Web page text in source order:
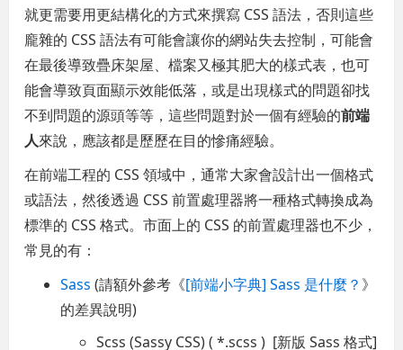
就更需要用更結構化的方式來撰寫 CSS 語法，否則這些
龐雜的 CSS 語法有可能會讓你的網站失去控制，可能會
在最後導致疊床架屋、檔案又極其肥大的樣式表，也可
能會導致頁面顯示效能低落，或是出現樣式的問題卻找
不到問題的源頭等等，這些問題對於一個有經驗的前端
人來說，應該都是歷歷在目的慘痛經驗。
在前端工程的 CSS 領域中，通常大家會設計出一個格式
或語法，然後透過 CSS 前置處理器將一種格式轉換成為
標準的 CSS 格式。市面上的 CSS 的前置處理器也不少，
常見的有：
Sass (請額外參考《[前端小字典] Sass 是什麼？ 》
的差異說明)
Scss (Sassy CSS) ( *.scss ) [新版 Sass 格式]